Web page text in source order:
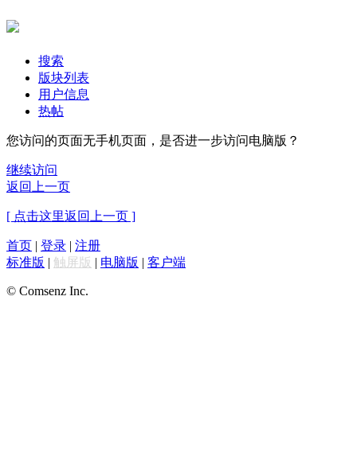
搜索
版块列表
用户信息
热帖
您访问的页面无手机页面，是否进一步访问电脑版？
继续访问
返回上一页
[ 点击这里返回上一页 ]
首页 | 登录 | 注册
标准版 | 触屏版 | 电脑版 | 客户端
© Comsenz Inc.